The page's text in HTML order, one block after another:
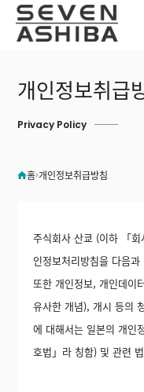
개인정보취급
Privacy Policy
홈 개인정보취급방침
주식회사 산쿄 (이하 「
인정보처리방침을 다음
또한 개인정보, 개인데이
유사한 개념), 개시 등의
에 대해서는 일본의 개인
호법」라 칭함) 및 관련